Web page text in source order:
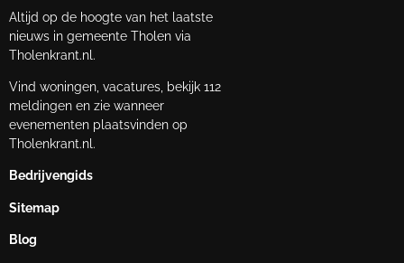
Altijd op de hoogte van het laatste
nieuws in gemeente Tholen via
Tholenkrant.nl.
Vind woningen, vacatures, bekijk 112
meldingen en zie wanneer
evenementen plaatsvinden op
Tholenkrant.nl.
Bedrijvengids
Sitemap
Blog